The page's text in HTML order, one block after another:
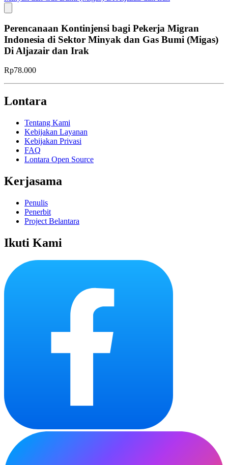
Perencanaan Kontinjensi bagi Pekerja Migran
Indonesia di Sektor Minyak dan Gas Bumi (Migas)
Di Aljazair dan Irak
Rp78.000
Lontara
Tentang Kami
Kebijakan Layanan
Kebijakan Privasi
FAQ
Lontara Open Source
Kerjasama
Penulis
Penerbit
Project Belantara
Ikuti Kami